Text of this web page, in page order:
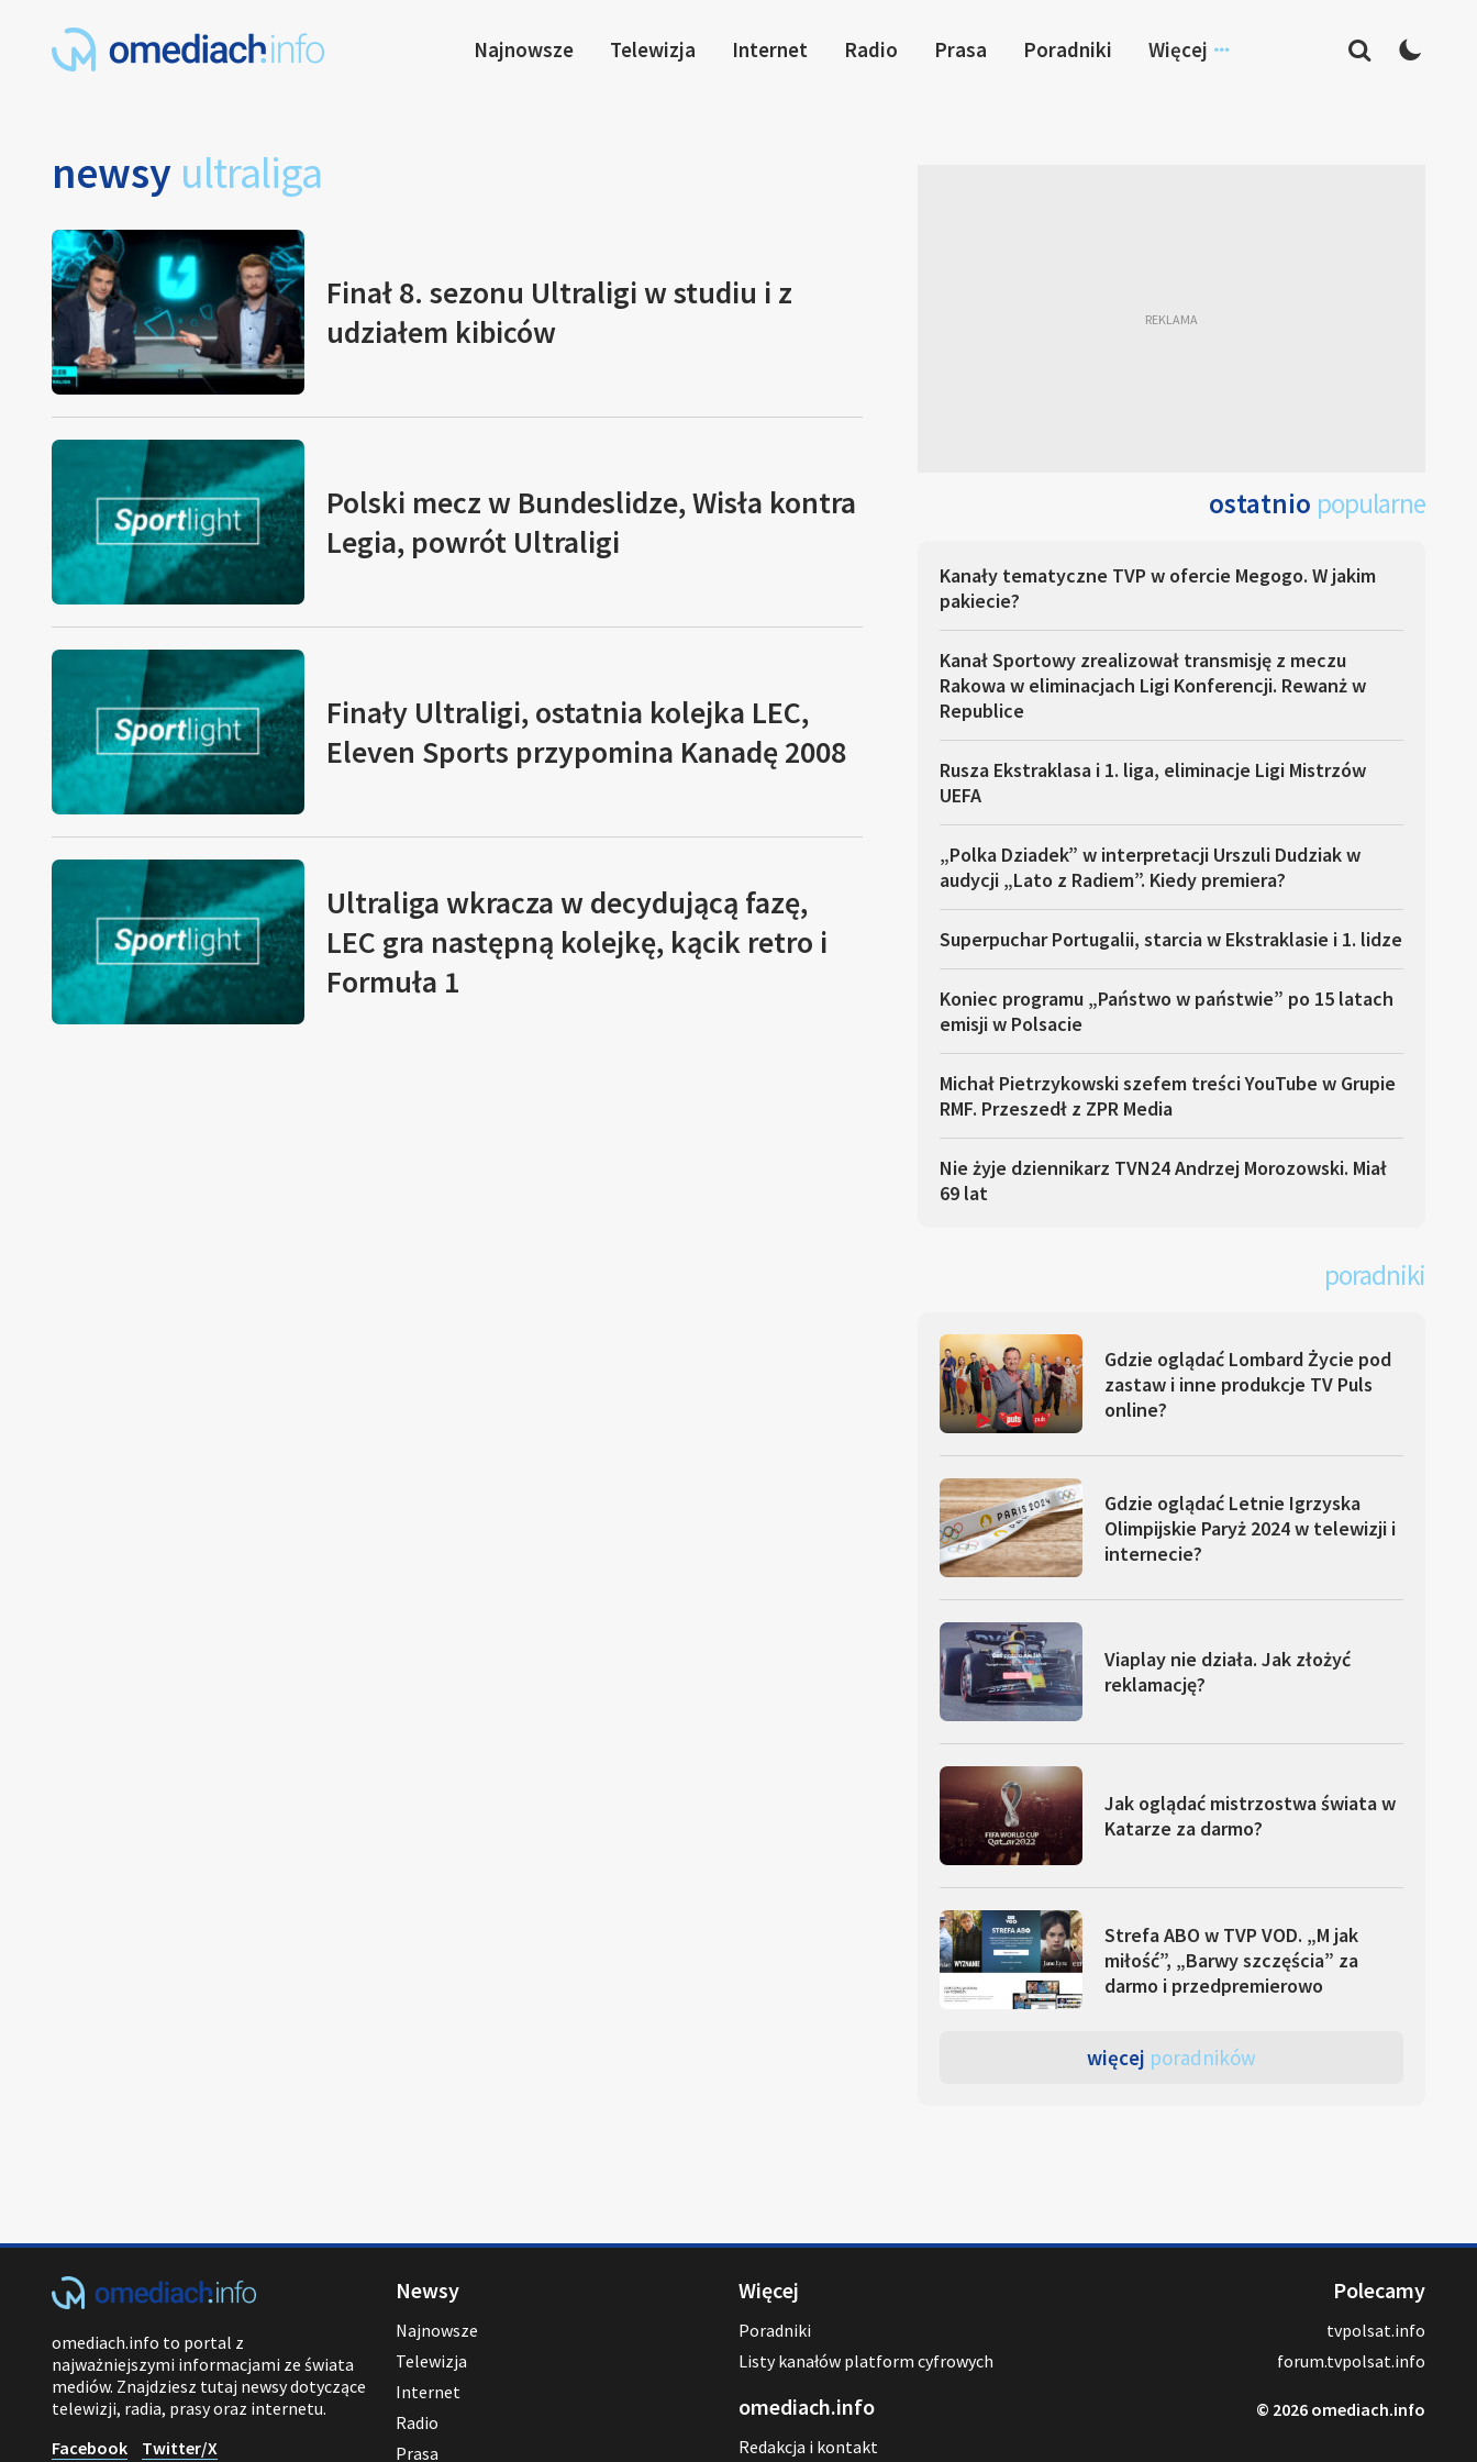
Najnowsze Telewizja Internet Radio Prasa Poradniki Więcej
newsy ultraliga
Finał 8. sezonu Ultraligi w studiu i z
udziałem kibiców
Polski mecz w Bundeslidze, Wisła kontra
Legia, powrót Ultraligi
Finały Ultraligi, ostatnia kolejka LEC,
Eleven Sports przypomina Kanadę 2008
Ultraliga wkracza w decydującą fazę,
LEC gra następną kolejkę, kącik retro i
Formuła 1
ostatnio popularne
Kanały tematyczne TVP w ofercie Megogo. W jakim
pakiecie?
Kanał Sportowy zrealizował transmisję z meczu
Rakowa w eliminacjach Ligi Konferencji. Rewanż w
Republice
Rusza Ekstraklasa i 1. liga, eliminacje Ligi Mistrzów
UEFA
„Polka Dziadek” w interpretacji Urszuli Dudziak w
audycji „Lato z Radiem”. Kiedy premiera?
Superpuchar Portugalii, starcia w Ekstraklasie i 1. lidze
Koniec programu „Państwo w państwie” po 15 latach
emisji w Polsacie
Michał Pietrzykowski szefem treści YouTube w Grupie
RMF. Przeszedł z ZPR Media
Nie żyje dziennikarz TVN24 Andrzej Morozowski. Miał
69 lat
poradniki
Gdzie oglądać Lombard Życie pod
zastaw i inne produkcje TV Puls
online?
Gdzie oglądać Letnie Igrzyska
Olimpijskie Paryż 2024 w telewizji i
internecie?
Viaplay nie działa. Jak złożyć
reklamację?
Jak oglądać mistrzostwa świata w
Katarze za darmo?
Strefa ABO w TVP VOD. „M jak
miłość”, „Barwy szczęścia” za
darmo i przedpremierowo
więcej poradników
omediach.info to portal z
najważniejszymi informacjami ze świata
mediów. Znajdziesz tutaj newsy dotyczące
telewizji, radia, prasy oraz internetu.
Facebook
Twitter/X
Newsy
Najnowsze
Telewizja
Internet
Radio
Prasa
Więcej
Poradniki
Listy kanałów platform cyfrowych
omediach.info
Redakcja i kontakt
Polecamy
tvpolsat.info
forum.tvpolsat.info
© 2026 omediach.info